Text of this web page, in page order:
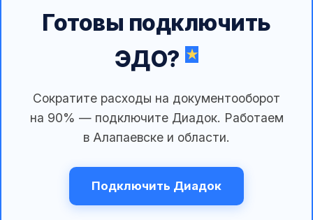
Готовы подключить
ЭДО?
Сократите расходы на документооборот
на 90% — подключите Диадок. Работаем
в Алапаевске и области.
Подключить Диадок